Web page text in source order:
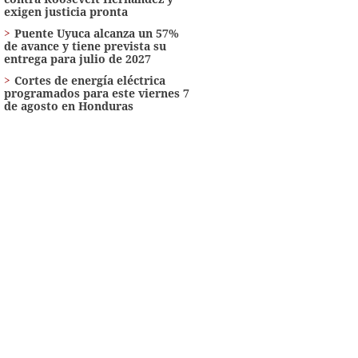
exigen justicia pronta
Puente Uyuca alcanza un 57%
de avance y tiene prevista su
entrega para julio de 2027
Cortes de energía eléctrica
programados para este viernes 7
de agosto en Honduras